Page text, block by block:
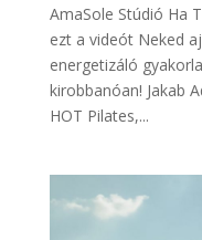
AmaSole Stúdió Ha
ezt a videót Neked
energetizáló
kirobbanóan! Jakab
HOT Pilates,...